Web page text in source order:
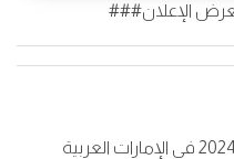
الإعلان###
عروض إماكس من 07 إلى 20 يونيو 2024 في الإمارات العربية